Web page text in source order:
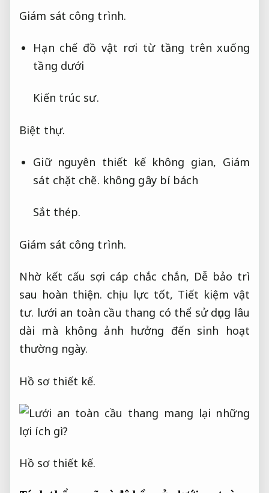
Giám sát công trình.
Hạn chế đồ vật rơi từ tầng trên xuống
tầng dưới
Kiến trúc sư.
Biệt thự.
Giữ nguyên thiết kế không gian, Giám
sát chặt chẽ. không gây bí bách
Sắt thép.
Giám sát công trình.
Nhờ kết cấu sợi cáp chắc chắn, Dễ bảo trì
sau hoàn thiện. chịu lực tốt, Tiết kiệm vật
tư. lưới an toàn cầu thang có thể sử dụng lâu
dài mà không ảnh hưởng đến sinh hoạt
thường ngày.
Hồ sơ thiết kế.
Hồ sơ thiết kế.